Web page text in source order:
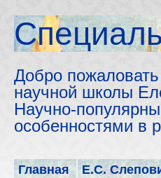
Добро
научной школы
Научно-
особенностями в
Главная Е.С.